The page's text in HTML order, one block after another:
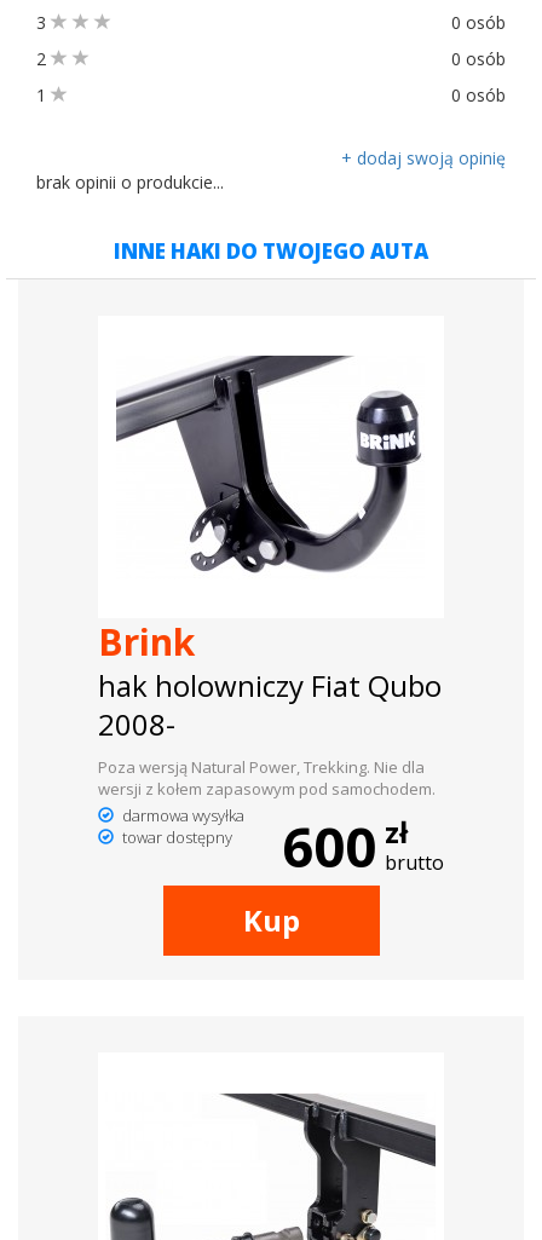
3
0 osób
2
0 osób
1
0 osób
+ dodaj swoją opinię
brak opinii o produkcie...
INNE HAKI DO TWOJEGO AUTA
Brink
hak holowniczy Fiat Qubo
2008-
Poza wersją Natural Power, Trekking. Nie dla
wersji z kołem zapasowym pod samochodem.
darmowa wysyłka
towar dostępny
600 zł
brutto
Kup